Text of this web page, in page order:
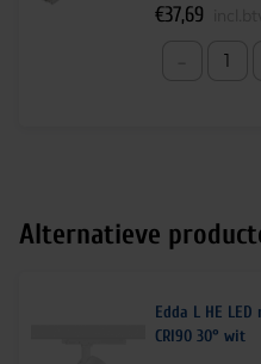
€37,69
Alternatieve
Edda L HE
CRI90 30° wit